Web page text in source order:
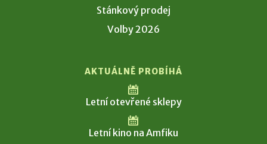
Stánkový prodej
Volby 2026
AKTUÁLNĚ PROBÍHÁ
Letní otevřené sklepy
Letní kino na Amfiku